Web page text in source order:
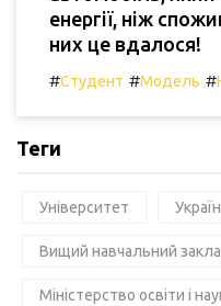
енергії, ніж
них це вдалося!
#Студент #Модель #
Теги
Університет
Вищий навчальний
Міністерство освіти і